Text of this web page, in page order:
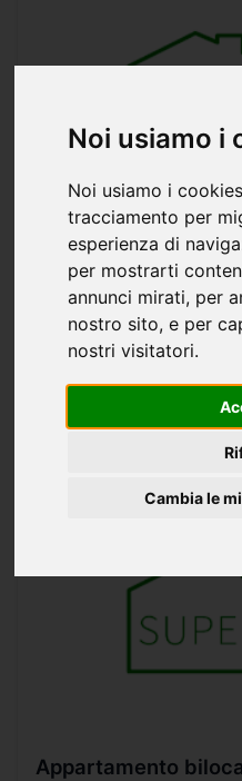
Noi usiamo i
Noi usiamo i
tracciamento per
esperienza di
per mostrarti
annunci mirati, per
nostro sito, e per
nostri visitatori.
Cambia le
Appartamento
Aquileia - 120mq
120.000 € 120 mq
appartamento al primo ed
cucina abitabile, bagno,
terrazzo. giardino
AQUILEIA
Appartamento